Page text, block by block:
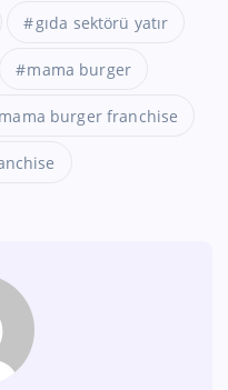
gıda sektörü yatır
mama burger
mama burger franchise